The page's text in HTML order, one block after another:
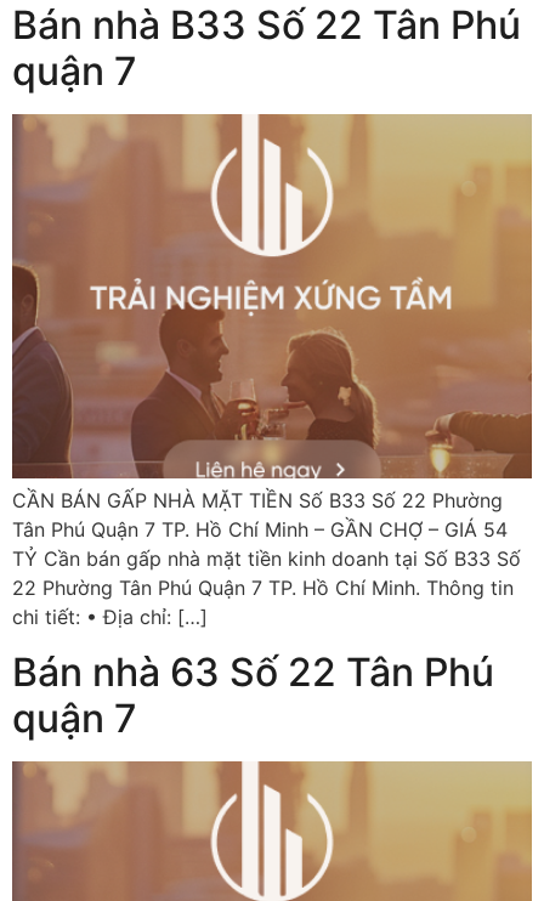
Bán nhà B33 Số 22 Tân Phú
quận 7
CẦN BÁN GẤP NHÀ MẶT TIỀN Số B33 Số 22 Phường
Tân Phú Quận 7 TP. Hồ Chí Minh – GẦN CHỢ – GIÁ 54
TỶ Cần bán gấp nhà mặt tiền kinh doanh tại Số B33 Số
22 Phường Tân Phú Quận 7 TP. Hồ Chí Minh. Thông tin
chi tiết: • Địa chỉ: […]
Bán nhà 63 Số 22 Tân Phú
quận 7